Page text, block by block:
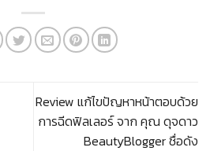
Review แก้ไขปัญหาหน้าตอบด้วย
การฉีดฟิลเลอร์ จาก คุณ ดุจดาว
BeautyBlogger ชื่อดัง